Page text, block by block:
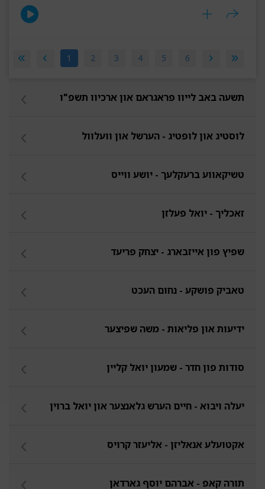
תשעה באב לייוו פראגראם און ארכיוו תשפ"ו
לוסטיג און לופטיג - הערשל און וועלוול
טשיקאווע ברעקלעך - יושע ווייס
זאכליך - יואל פעלזן
שפיץ פון אייזבארג - יצחק פריעד
טאביק פושקע - נחום העכט
ידיעות און פליאות - משה שפיצער
סודות פון חדר - שמעון יואל קליין
יעלה ויבוא - חיים הערש גלאנצער און יואל ברוין
אקטועלע אנאליזן - אליעזר קרויס
תורה קאפ - אברהם יוסף גארדאן
1 2 3 4 5 6